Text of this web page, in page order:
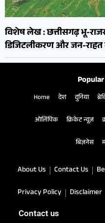
विशेष लेख : छत्तीसगढ़ भू-
डिजिटलीकरण और जन-राहत
Home देश दुनिया
ओलिंपिक क्रिकेट न्यूज़
बिज़नेस
About Us Contact Us
Privacy Policy
Disclaimer
Contact us